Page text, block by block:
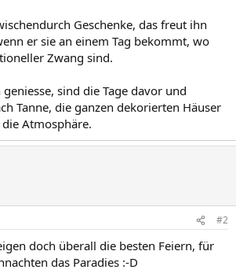
Geschenke, das freut ihn
er sie an einem Tag bekommt, wo
Zwang sind.
geniesse, sind die Tage davor und
Tanne, die ganzen dekorierten Häuser
Atmosphäre.
#2
doch überall die besten Feiern, für
das Paradies :-D